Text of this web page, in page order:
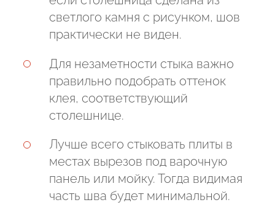
светлого камня с рисунком, шов
практически не виден.
Для незаметности стыка важно
правильно подобрать оттенок
клея, соответствующий
столешнице.
Лучше всего стыковать плиты в
местах вырезов под варочную
панель или мойку. Тогда видимая
часть шва будет минимальной.